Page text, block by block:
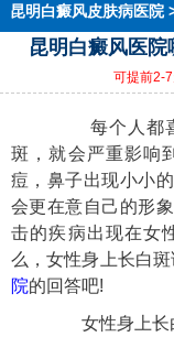
昆明白癜风皮肤病医院
昆明白癜风医
可提前2-
每个人都喜
斑，就会严重影响
痘，鼻子出现小小
会更在意自己的形
击的疾病出现在女
么，女性身上长白
院的回答吧!
女性身上长